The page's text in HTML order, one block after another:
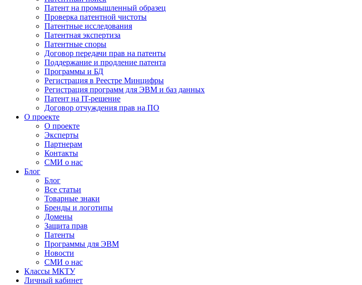
Патент на промышленный образец
Проверка патентной чистоты
Патентные исследования
Патентная экспертиза
Патентные споры
Договор передачи прав на патенты
Поддержание и продление патента
Программы и БД
Регистрация в Реестре Минцифры
Регистрация программ для ЭВМ и баз данных
Патент на IT-решение
Договор отчуждения прав на ПО
О проекте
О проекте
Эксперты
Партнерам
Контакты
СМИ о нас
Блог
Блог
Все статьи
Товарные знаки
Бренды и логотипы
Домены
Защита прав
Патенты
Программы для ЭВМ
Новости
СМИ о нас
Классы МКТУ
Личный кабинет